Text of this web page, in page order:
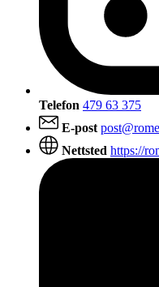
Telefon 479 63 375
E-post
Nettsted https://